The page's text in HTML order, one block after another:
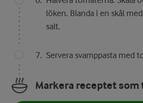
löken. Blanda i en skål
salt.
Servera svamppasta med
Markera receptet